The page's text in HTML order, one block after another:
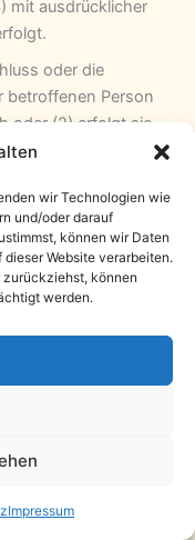
wir Technologien wie
und/oder darauf
können wir Daten
Website verarbeiten.
zurückziehst, können
werden.
Impressum
mit ausdrücklicher
oder die
betroffenen Person
oder (2) erfolgt sie
Person, trifft
sowie die
Person zu wahren,
des Eingreifens
auf Darlegung
der
Bezug auf